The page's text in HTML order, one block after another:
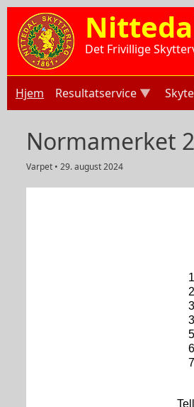
Hopp til hovedinnhold
Det Frivillige
Hjem Resultatservice
Normamerket
Varpet • 29. august 2024